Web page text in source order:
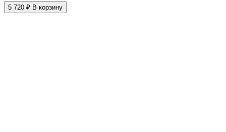
5 720 ₽ В корзину